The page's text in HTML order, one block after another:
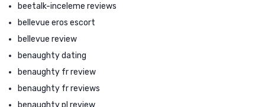
beetalk-inceleme reviews
bellevue eros escort
bellevue review
benaughty dating
benaughty fr review
benaughty fr reviews
benaughty pl review